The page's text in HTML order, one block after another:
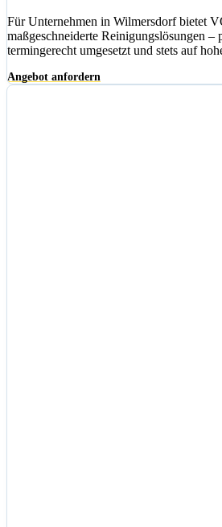
Für Unternehmen in Wilmersdorf bietet
maßgeschneiderte Reinigungslösungen –
termingerecht umgesetzt und stets auf
Angebot anfordern